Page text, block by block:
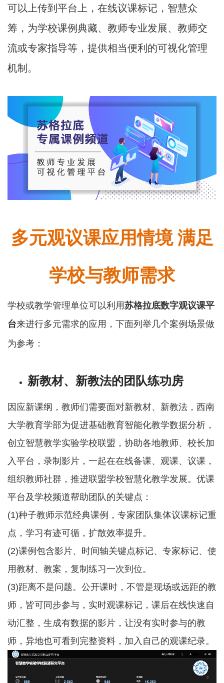
可以上传到平台上，在线议课标记，智慧众
筹，为学校课例典藏、教师专业发展、教师交
流或专家指导等，提供相当便利的可视化管理
机制。
多元观议课应用情境满足
学校与教师需求
学校或教学管理单位可以利用苏格拉底数字观议课平
台来进行多元需求的应用，下面列举几个案例场景做
为参考：
新教材、新教法的团队练功房
因应新课纲，教师们需要面对新教材、新教法，西南
大学教育学部为促进基础教育智能化教学数据分析，
创立智慧教学实验学校联盟，协助各地教师、校长加
入平台，录制影片，一起在在线备课、观课、议课，
组织教师社群，推进联盟学校智慧化教学发展。优课
平台及学校频道帮助团队的关键点：
(1)种子教师示范经典课例，专家团队集体议课标记重
点，学习有迹可循，扩散效率提升。
(2)课例包含影片、时间轴关键点标记、专家标记、使
用教材、教案，复制练习一次到位。
(3)距离不是问题。公开课时，不管是现场或远距的教
师，皆可同步参与，实时观课标记，课后在线快速自
动汇整，生成有数据的影片，让没有实时参与的教
师，异地也可看到完整资料，加入自己的观课纪录。